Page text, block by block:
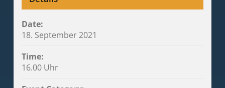
Date:
18. September 2021
Time:
16.00 Uhr